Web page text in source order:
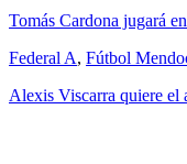
Tomás Cardona jugará
Federal A, Fútbol
Alexis Viscarra quiere el